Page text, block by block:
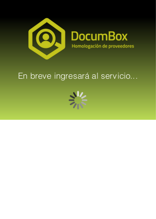
En breve ingresará al servicio...